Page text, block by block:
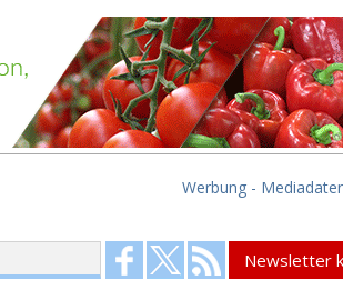
Werbung -
Newsletter